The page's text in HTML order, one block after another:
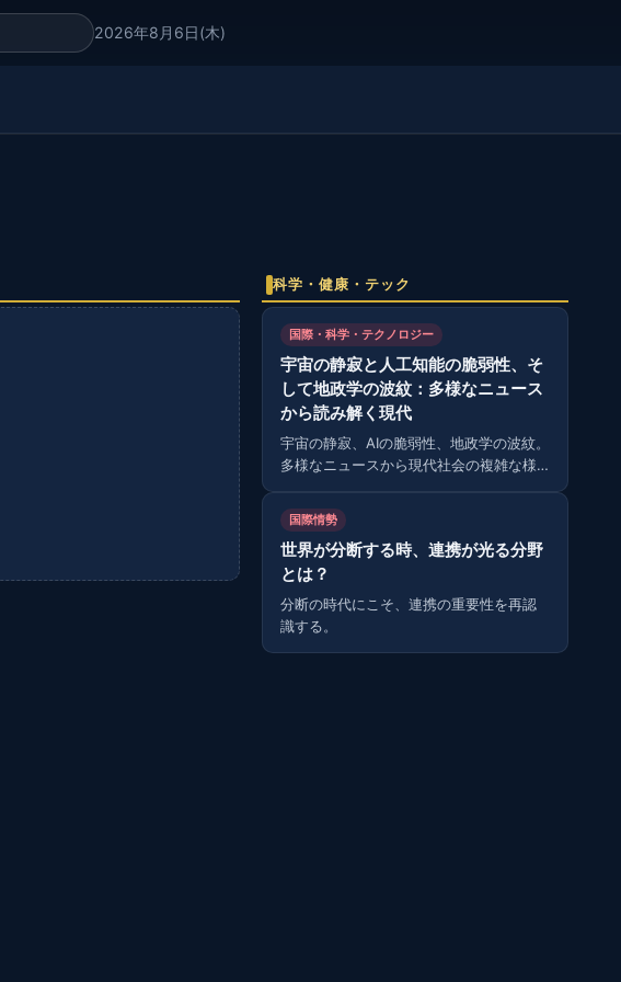
2026年8月6日(木)
科学・健康・テック
国際・科学・テクノロジー
宇宙の静寂と人工知能の脆弱性、そ
して地政学の波紋：多様なニュース
から読み解く現代
宇宙の静寂、AIの脆弱性、地政学の波紋。
多様なニュースから現代社会の複雑な様
国際情勢
世界が分断する時、連携が光る分野
とは？
分断の時代にこそ、連携の重要性を再認
識する。